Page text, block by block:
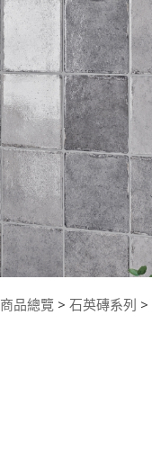
商品總覽 > 石英磚系列 >